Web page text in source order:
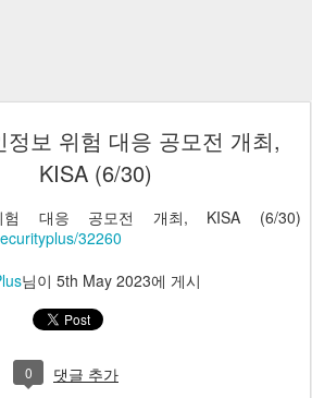
정보 위험 대응 공모전 개최,
KISA (6/30)
대응 공모전 개최, KISA (6/30)
32260
님이 5th May 2023에 게시
0 댓글 추가